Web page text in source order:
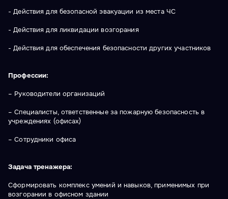
- Действия для безопасной эвакуации из места ЧС
- Действия для ликвидации возгорания
- Действия для обеспечения безопасности других участников
Профессии:
– Руководители организаций
– Специалисты, ответственные за пожарную безопасность в
учреждениях (офисах)
– Сотрудники офиса
Задача тренажера:
Сформировать комплекс умений и навыков, применимых при
возгорании в офисном здании